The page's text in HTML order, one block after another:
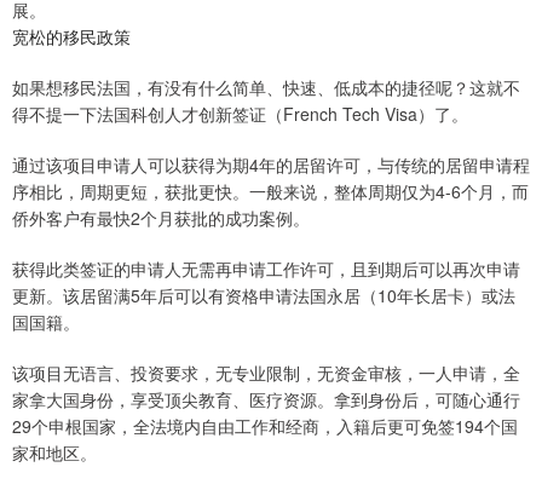
展。
宽松的移民政策
如果想移民法国，有没有什么简单、快速、低成本的捷径呢？这就不
得不提一下法国科创人才创新签证（French Tech Visa）了。
通过该项目申请人可以获得为期4年的居留许可，与传统的居留申请程
序相比，周期更短，获批更快。一般来说，整体周期仅为4-6个月，而
侨外客户有最快2个月获批的成功案例。
获得此类签证的申请人无需再申请工作许可，且到期后可以再次申请
更新。该居留满5年后可以有资格申请法国永居（10年长居卡）或法
国国籍。
该项目无语言、投资要求，无专业限制，无资金审核，一人申请，全
家拿大国身份，享受顶尖教育、医疗资源。拿到身份后，可随心通行
29个申根国家，全法境内自由工作和经商，入籍后更可免签194个国
家和地区。